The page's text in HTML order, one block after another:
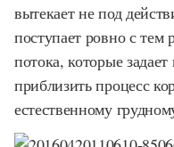
вытекает не под
поступает ровно с
потока, которые
приблизить процесс
естественному